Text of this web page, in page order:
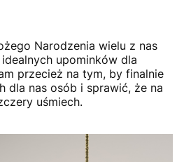
Narodzenia wielu z nas
upominków dla
przecież na tym, by finalnie
dla nas osób i sprawić, że na
uśmiech.